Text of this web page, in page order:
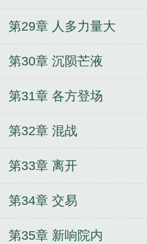
第29章 人多力量大
第30章 沉陨芒液
第31章 各方登场
第32章 混战
第33章 离开
第34章 交易
第35章 新响院内